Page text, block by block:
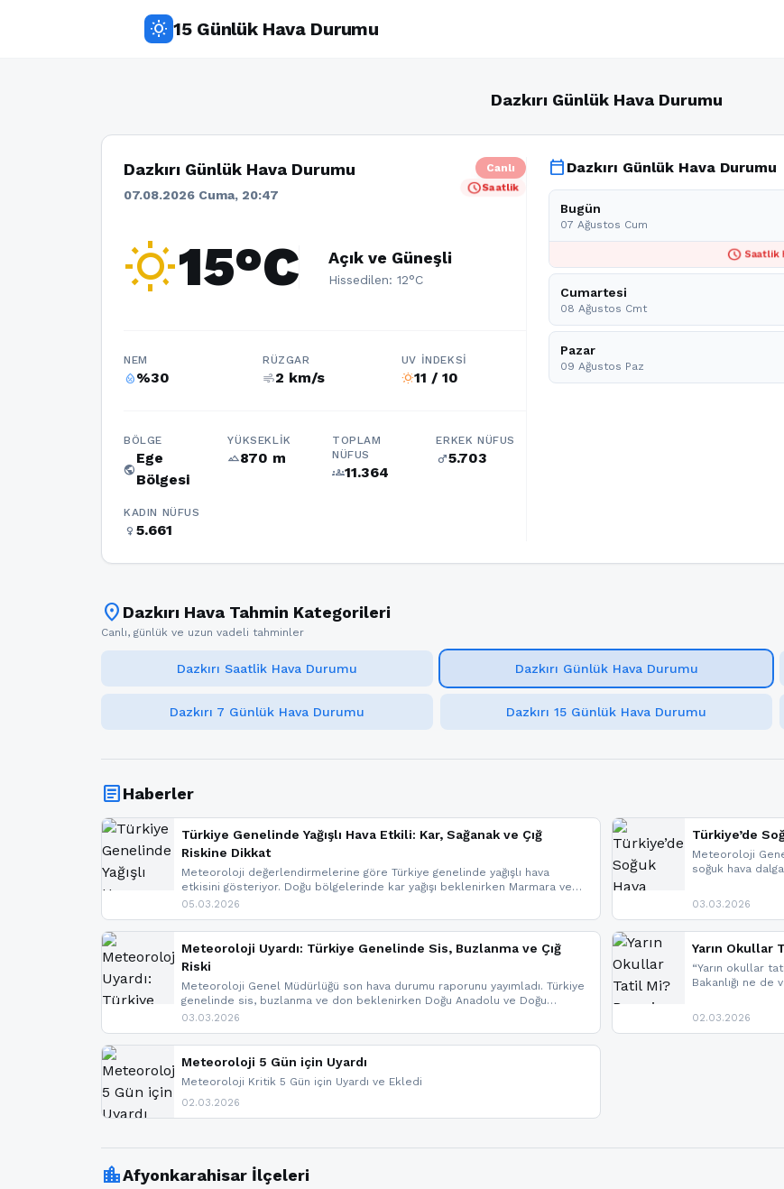
wb_sunny 15 Günlük Hava Durumu
Dazkırı Günlük Hava Durumu
Dazkırı Günlük Hava Durumu
07.08.2026 Cuma, 20:47
Canlı
scheduleSaatlik
wb_sunny15°C Açık ve Güneşli
Hissedilen: 12°C
NEM
humidity_percentage%30
RÜZGAR
air2 km/s
UV İNDEKSI
wb_sunny11 / 10
BÖLGE
public
Ege
Bölgesi
YÜKSEKLIK
terrain870 m
TOPLAM
NÜFUS
groups11.364
ERKEK NÜFUS
male5.703
KADIN NÜFUS
female 5.661
calendar_today Dazkırı Günlük Hava Durumu
Bugün
07 Ağustos Cum
schedule Saatlik
Cumartesi
08 Ağustos Cmt
Pazar
09 Ağustos Paz
location_on Dazkırı Hava Tahmin Kategorileri
Canlı, günlük ve uzun vadeli tahminler
Dazkırı Saatlik Hava Durumu Dazkırı Günlük Hava Durumu
Dazkırı 7 Günlük Hava Durumu Dazkırı 15 Günlük Hava Durumu
articleHaberler
Türkiye Genelinde Yağışlı Hava Etkili: Kar, Sağanak ve Çığ
Riskine Dikkat
Meteoroloji değerlendirmelerine göre Türkiye genelinde yağışlı hava
etkisini gösteriyor. Doğu bölgelerinde kar yağışı beklenirken Marmara ve
Kuzey Ege’de sağanak yağmur, yüksek kesimlerde ise çığ tehlikesi
yaşanabileceği belirtiliyor.
05.03.2026
Türkiye’de
Meteoroloji
soğuk hava
03.03.2026
Meteoroloji Uyardı: Türkiye Genelinde Sis, Buzlanma ve Çığ
Riski
Meteoroloji Genel Müdürlüğü son hava durumu raporunu yayımladı. Türkiye
genelinde sis, buzlanma ve don beklenirken Doğu Anadolu ve Doğu
Karadeniz’in yüksek kesimlerinde çığ riski uyarısı yapıldı. İşte son dakika
03.03.2026
Yarın Okullar
“Yarın okullar
Bakanlığı ne de
paylaşacağız.
02.03.2026
Meteoroloji 5 Gün için Uyardı
Meteoroloji Kritik 5 Gün için Uyardı ve Ekledi
02.03.2026
location_cityAfyonkarahisar İlçeleri